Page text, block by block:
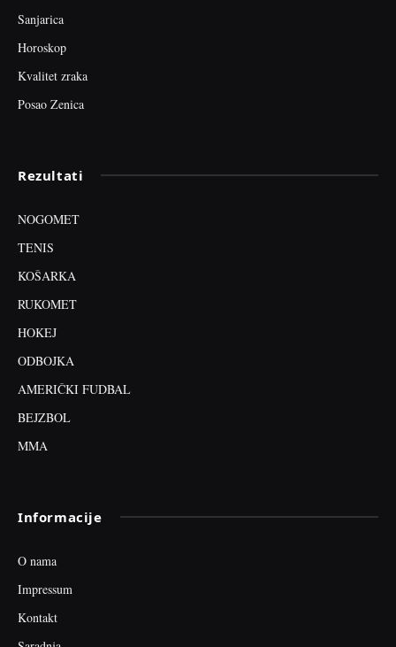
Sanjarica
Horoskop
Kvalitet zraka
Posao Zenica
Rezultati
NOGOMET
TENIS
KOŠARKA
RUKOMET
HOKEJ
ODBOJKA
AMERIČKI FUDBAL
BEJZBOL
MMA
Informacije
O nama
Impressum
Kontakt